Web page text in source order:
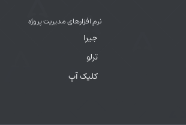
نرم افزارهای مدیریت پروژه
جیرا
ترلو
کلیک آپ